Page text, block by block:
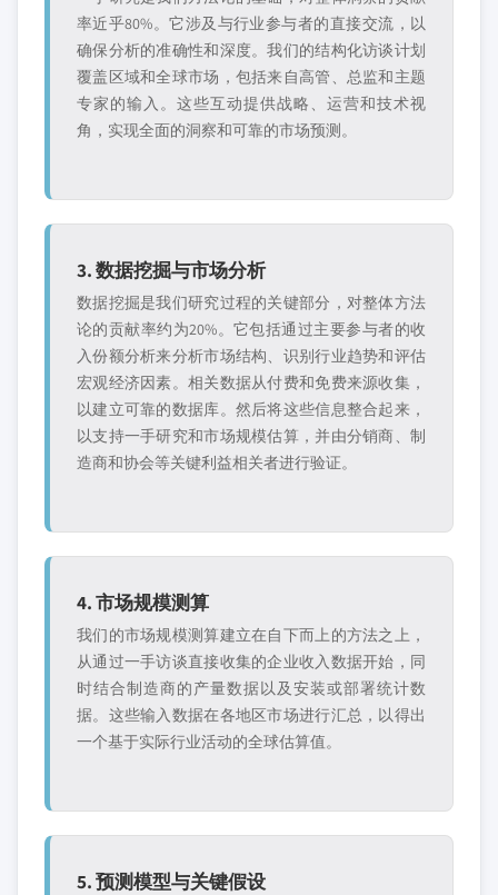
率近乎80%。它涉及与行业参与者的直接交流，以
确保分析的准确性和深度。我们的结构化访谈计划
覆盖区域和全球市场，包括来自高管、总监和主题
专家的输入。这些互动提供战略、运营和技术视
角，实现全面的洞察和可靠的市场预测。
3. 数据挖掘与市场分析
数据挖掘是我们研究过程的关键部分，对整体方法
论的贡献率约为20%。它包括通过主要参与者的收
入份额分析来分析市场结构、识别行业趋势和评估
宏观经济因素。相关数据从付费和免费来源收集，
以建立可靠的数据库。然后将这些信息整合起来，
以支持一手研究和市场规模估算，并由分销商、制
造商和协会等关键利益相关者进行验证。
4. 市场规模测算
我们的市场规模测算建立在自下而上的方法之上，
从通过一手访谈直接收集的企业收入数据开始，同
时结合制造商的产量数据以及安装或部署统计数
据。这些输入数据在各地区市场进行汇总，以得出
一个基于实际行业活动的全球估算值。
5. 预测模型与关键假设